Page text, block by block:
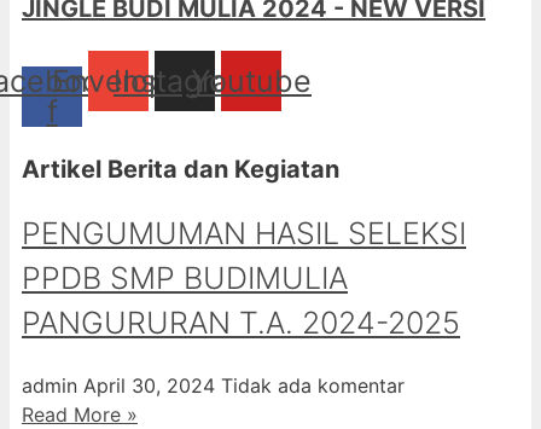
JINGLE BUDI MULIA 2024 - NEW VERSI
f
Envelope
Instagram
Youtube
Artikel Berita dan Kegiatan
PENGUMUMAN HASIL SELEKSI
PPDB SMP BUDIMULIA
PANGURURAN T.A. 2024-2025
admin April 30, 2024 Tidak ada komentar
Read More »